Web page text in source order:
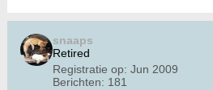
snaaps
Retired
Registratie op: Jun 2009
Berichten: 181